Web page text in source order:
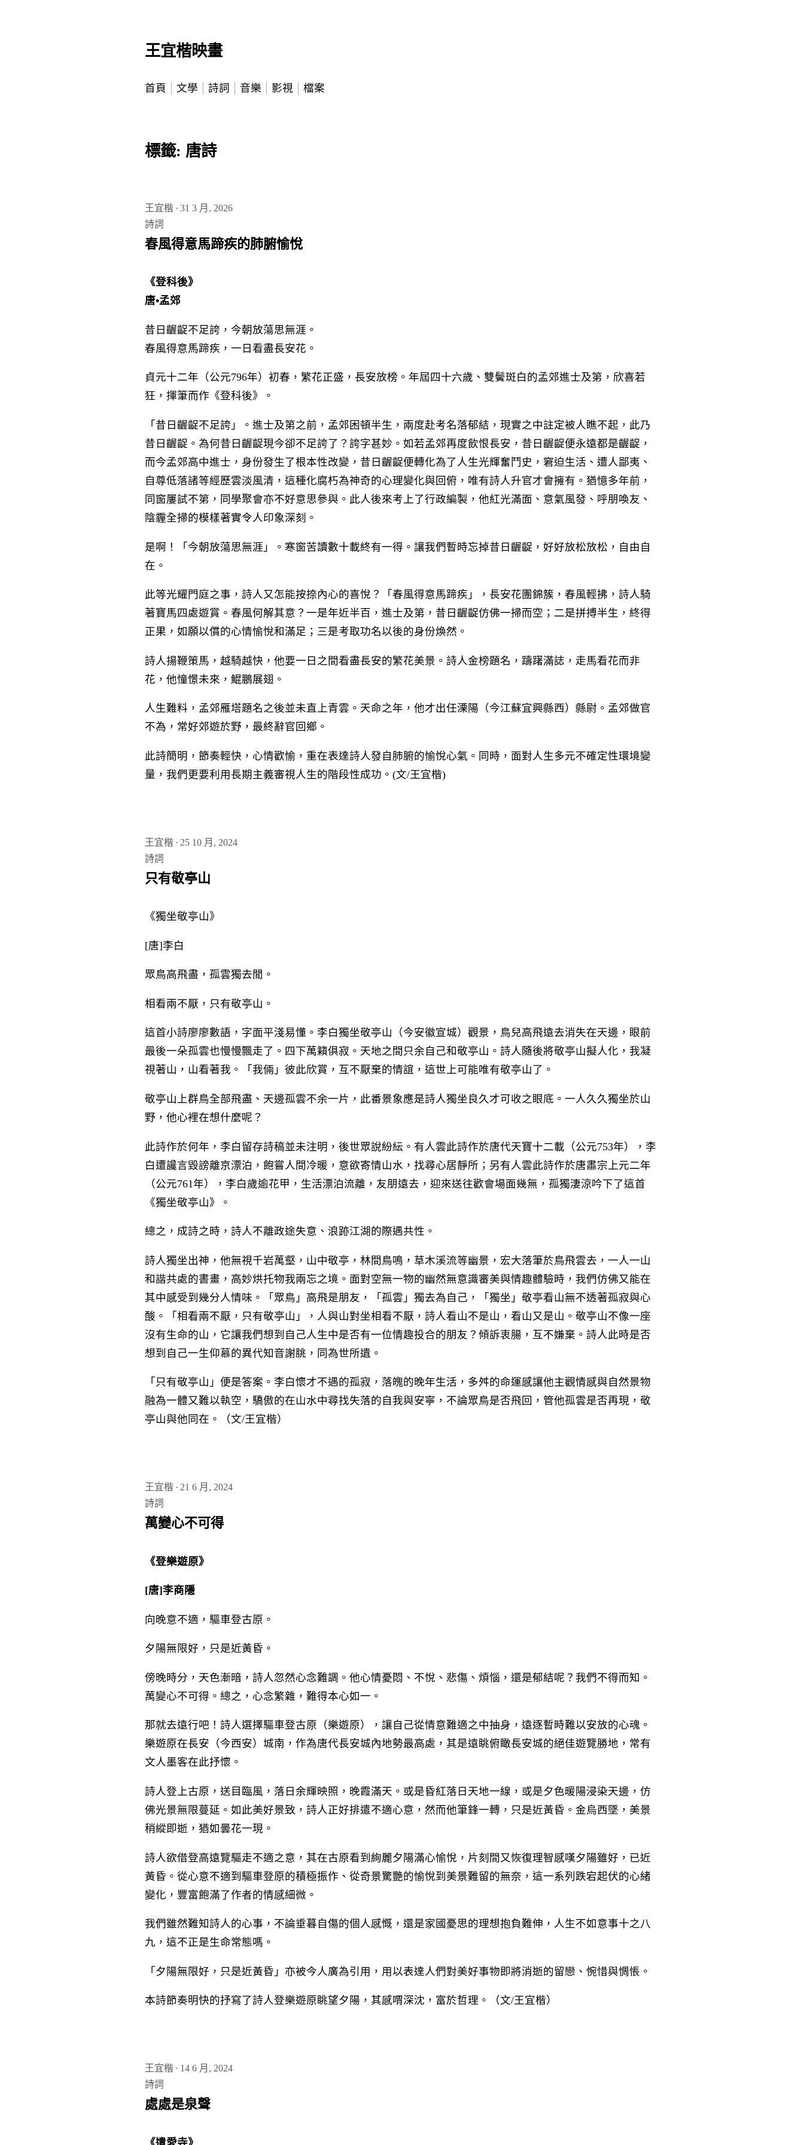
王宜楷映畫
首頁 文學 詩詞 音樂 影視 檔案
標籤: 唐詩
王宜楷 · 31 3 月, 2026
詩詞
春風得意馬蹄疾的肺腑愉悅
《登科後》
唐•孟郊
昔日齷齪不足誇，今朝放蕩思無涯。
春風得意馬蹄疾，一日看盡長安花。
貞元十二年（公元796年）初春，繁花正盛，長安放榜。年屆四十六歲、雙鬢斑白的孟郊進士及第，欣喜若
狂，揮筆而作《登科後》。
「昔日齷齪不足誇」。進士及第之前，孟郊困頓半生，兩度赴考名落郁結，現實之中註定被人瞧不起，此乃
昔日齷齪。為何昔日齷齪現今卻不足誇了？誇字甚妙。如若孟郊再度飲恨長安，昔日齷齪便永遠都是齷齪，
而今孟郊高中進士，身份發生了根本性改變，昔日齷齪便轉化為了人生光輝奮鬥史，窘迫生活、遭人鄙夷、
自尊低落諸等經歷雲淡風清，這種化腐朽為神奇的心理變化與回俯，唯有詩人升官才會擁有。猶憶多年前，
同窗屢試不第，同學聚會亦不好意思參與。此人後來考上了行政編製，他紅光滿面、意氣風發、呼朋喚友、
陰霾全掃的模樣著實令人印象深刻。
是啊！「今朝放蕩思無涯」。寒窗苦讀數十載終有一得。讓我們暫時忘掉昔日齷齪，好好放松放松，自由自
在。
此等光耀門庭之事，詩人又怎能按捺內心的喜悅？「春風得意馬蹄疾」，長安花團錦簇，春風輕拂，詩人騎
著寶馬四處遊賞。春風何解其意？一是年近半百，進士及第，昔日齷齪仿佛一掃而空；二是拼搏半生，終得
正果，如願以償的心情愉悅和滿足；三是考取功名以後的身份煥然。
詩人揚鞭策馬，越騎越快，他要一日之間看盡長安的繁花美景。詩人金榜題名，躊躇滿誌，走馬看花而非
花，他憧憬未來，鯤鵬展翅。
人生難料，孟郊雁塔題名之後並未直上青雲。天命之年，他才出任溧陽（今江蘇宜興縣西）縣尉。孟郊做官
不為，常好郊遊於野，最終辭官回鄉。
此詩簡明，節奏輕快，心情歡愉，重在表達詩人發自肺腑的愉悅心氣。同時，面對人生多元不確定性環境變
量，我們更要利用長期主義審視人生的階段性成功。(文/王宜楷)
王宜楷 · 25 10 月, 2024
詩詞
只有敬亭山
《獨坐敬亭山》
[唐]李白
眾鳥高飛盡，孤雲獨去閒。
相看兩不厭，只有敬亭山。
這首小詩廖廖數語，字面平淺易懂。李白獨坐敬亭山（今安徽宣城）觀景，鳥兒高飛遠去消失在天邊，眼前
最後一朵孤雲也慢慢飄走了。四下萬籟俱寂。天地之間只余自己和敬亭山。詩人隨後將敬亭山擬人化，我凝
視著山，山看著我。「我倆」彼此欣賞，互不厭棄的情誼，這世上可能唯有敬亭山了。
敬亭山上群鳥全部飛盡、天邊孤雲不余一片，此番景象應是詩人獨坐良久才可收之眼底。一人久久獨坐於山
野，他心裡在想什麼呢？
此詩作於何年，李白留存詩稿並未注明，後世眾說紛紜。有人雲此詩作於唐代天寶十二載（公元753年），李
白遭讒言毀謗離京漂泊，飽嘗人間冷暖，意欲寄情山水，找尋心居靜所；另有人雲此詩作於唐肅宗上元二年
（公元761年），李白歲逾花甲，生活漂泊流離，友朋遠去，迎來送往歡會場面幾無，孤獨淒涼吟下了這首
《獨坐敬亭山》。
總之，成詩之時，詩人不離政途失意、浪跡江湖的際遇共性。
詩人獨坐出神，他無視千岩萬壑，山中敬亭，林間鳥鳴，草木溪流等幽景，宏大落筆於鳥飛雲去，一人一山
和諧共處的書畫，高妙烘托物我兩忘之境。面對空無一物的幽然無意識審美與情趣體驗時，我們仿佛又能在
其中感受到幾分人情味。「眾鳥」高飛是朋友，「孤雲」獨去為自己，「獨坐」敬亭看山無不透著孤寂與心
酸。「相看兩不厭，只有敬亭山」，人與山對坐相看不厭，詩人看山不是山，看山又是山。敬亭山不像一座
沒有生命的山，它讓我們想到自己人生中是否有一位情趣投合的朋友？傾訴衷腸，互不嫌棄。詩人此時是否
想到自己一生仰慕的異代知音謝朓，同為世所遺。
「只有敬亭山」便是答案。李白懷才不遇的孤寂，落魄的晚年生活，多舛的命運感讓他主觀情感與自然景物
融為一體又難以執空，驕傲的在山水中尋找失落的自我與安寧，不論眾鳥是否飛回，管他孤雲是否再現，敬
亭山與他同在。（文/王宜楷）
王宜楷 · 21 6 月, 2024
詩詞
萬變心不可得
《登樂遊原》
[唐]李商隱
向晚意不適，驅車登古原。
夕陽無限好，只是近黃昏。
傍晚時分，天色漸暗，詩人忽然心念難調。他心情憂悶、不悅、悲傷、煩惱，還是郁結呢？我們不得而知。
萬變心不可得。總之，心念繁雜，難得本心如一。
那就去遠行吧！詩人選擇驅車登古原（樂遊原），讓自己從情意難適之中抽身，遠逐暫時難以安放的心魂。
樂遊原在長安（今西安）城南，作為唐代長安城內地勢最高處，其是遠眺俯瞰長安城的絕佳遊覽勝地，常有
文人墨客在此抒懷。
詩人登上古原，送目臨風，落日余輝映照，晚霞滿天。或是昏紅落日天地一線，或是夕色暖陽浸染天邊，仿
佛光景無限蔓延。如此美好景致，詩人正好排遣不適心意，然而他筆鋒一轉，只是近黃昏。金烏西墜，美景
稍縱即逝，猶如曇花一現。
詩人欲借登高遠覽驅走不適之意，其在古原看到絢麗夕陽滿心愉悅，片刻間又恢復理智感嘆夕陽雖好，已近
黃昏。從心意不適到驅車登原的積極振作、從奇景驚艷的愉悅到美景難留的無奈，這一系列跌宕起伏的心緒
變化，豐富飽滿了作者的情感細微。
我們雖然難知詩人的心事，不論垂暮自傷的個人感慨，還是家國憂思的理想抱負難伸，人生不如意事十之八
九，這不正是生命常態嗎。
「夕陽無限好，只是近黃昏」亦被今人廣為引用，用以表達人們對美好事物即將消逝的留戀、惋惜與惆悵。
本詩節奏明快的抒寫了詩人登樂遊原眺望夕陽，其感喟深沈，富於哲理。（文/王宜楷）
王宜楷 · 14 6 月, 2024
詩詞
處處是泉聲
《遺愛寺》